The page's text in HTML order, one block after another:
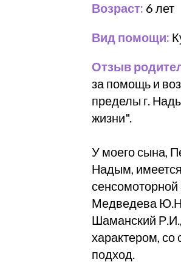
Возраст: 6 лет
Вид помощи:
Отзыв
за помощь и
пределы г.
жизни".
У моего сына,
Надым,
сенсомоторной
Медведева
Шаманский
характером, со
подход.